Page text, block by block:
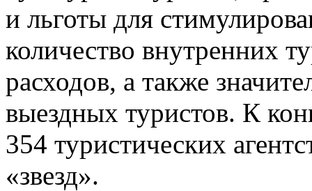
и льготы для
количество внутренних
расходов, а также
выездных туристов. К
354 туристических
«звезд».